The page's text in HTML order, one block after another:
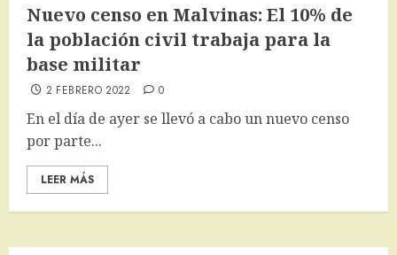
Nuevo censo en Malvinas: El 10% de
la población civil trabaja para la
base militar
2 FEBRERO 2022 0
En el día de ayer se llevó a cabo un nuevo censo
por parte...
LEER MÁS